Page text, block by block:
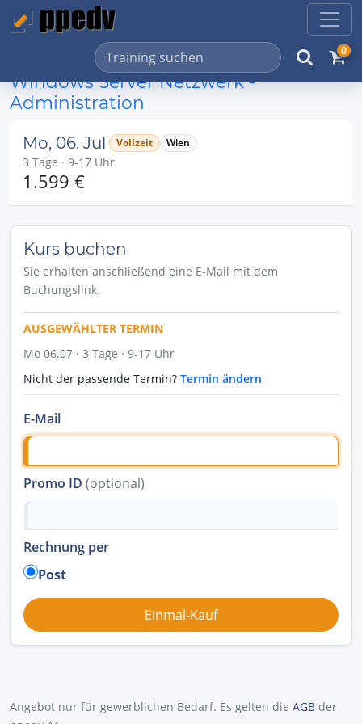
0
Windows Server Netzwerk -
Administration
Mo, 06. Jul Vollzeit Wien
3 Tage · 9-17 Uhr
1.599 €
Kurs buchen
Sie erhalten anschließend eine E-Mail mit dem
Buchungslink.
AUSGEWÄHLTER TERMIN
Mo 06.07 · 3 Tage · 9-17 Uhr
Nicht der passende Termin? Termin ändern
E-Mail
Promo ID (optional)
Rechnung per
Post
Angebot nur für gewerblichen Bedarf. Es gelten die AGB der